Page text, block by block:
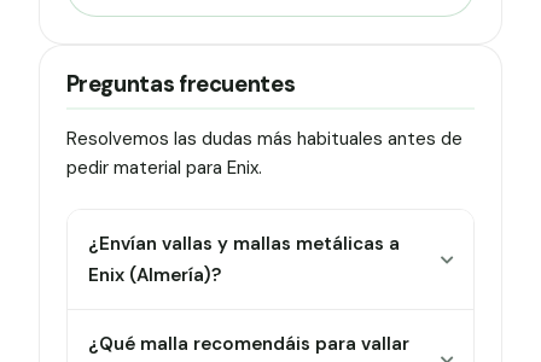
Preguntas frecuentes
Resolvemos las dudas más habituales antes de
pedir material para Enix.
¿Envían vallas y mallas metálicas a
Enix (Almería)?
¿Qué malla recomendáis para vallar